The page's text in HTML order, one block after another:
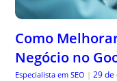
Como
Negócio no
Especialista em SEO | 29 de